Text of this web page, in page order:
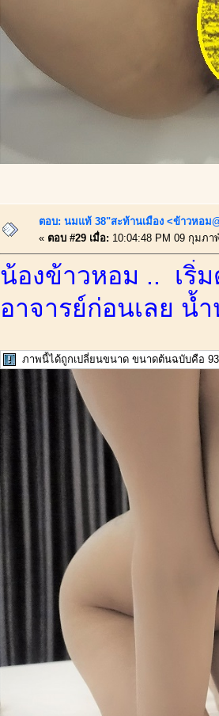
ตอบ: นมแท้ 38"สะท้านเมือง <ข้าวหอม
« ตอบ #29 เมื่อ: 10:04:48 PM 09 กุมภา
น้องข้าวหอม .. เริ่
อาจารย์ก่อนเลย น้
ภาพนี้ได้ถูกเปลี่ยนขนาด ขนาดต้นฉบับคือ